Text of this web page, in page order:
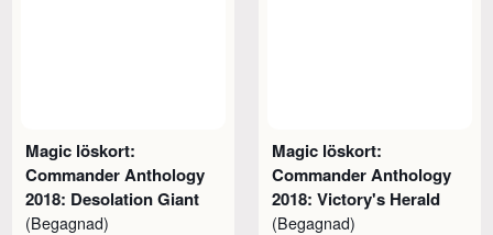
Magic löskort:
Commander Anthology
2018: Desolation Giant
(Begagnad)
Magic löskort:
Commander Anthology
2018: Victory's Herald
(Begagnad)